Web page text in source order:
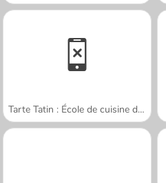
Tarte Tatin : École de cuisine de Sara